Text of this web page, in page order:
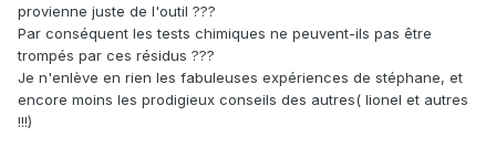
provienne juste de l'outil ???
Par conséquent les tests chimiques ne peuvent-ils pas être
trompés par ces résidus ???
Je n'enlève en rien les fabuleuses expériences de stéphane, et
encore moins les prodigieux conseils des autres( lionel et autres
!!!)